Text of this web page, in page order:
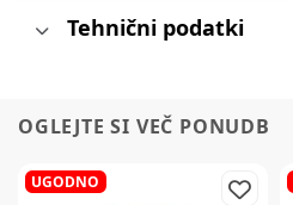
Tehnični podatki
OGLEJTE SI VEČ PONUDB
UGODNO